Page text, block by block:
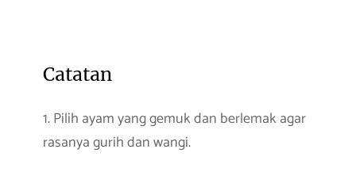
Catatan
1. Pilih ayam yang gemuk dan berlemak agar
rasanya gurih dan wangi.